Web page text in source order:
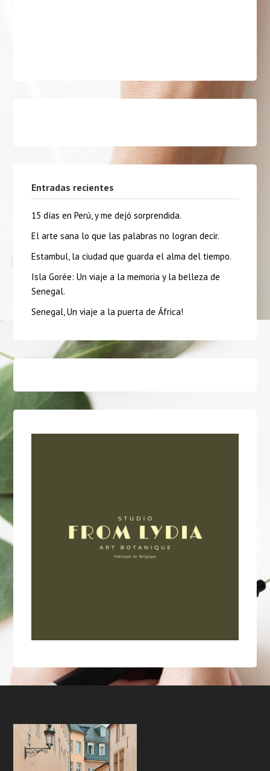
Entradas recientes
15 días en Perú, y me dejó sorprendida.
El arte sana lo que las palabras no logran decir.
Estambul, la ciudad que guarda el alma del tiempo.
Isla Gorée: Un viaje a la memoria y la belleza de
Senegal.
Senegal, Un viaje a la puerta de África!